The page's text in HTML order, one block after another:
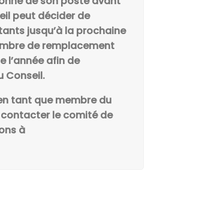
peut décider de
jusqu’à la prochaine
de remplacement
l’année afin de
Conseil.
tant que membre du
le comité de
à